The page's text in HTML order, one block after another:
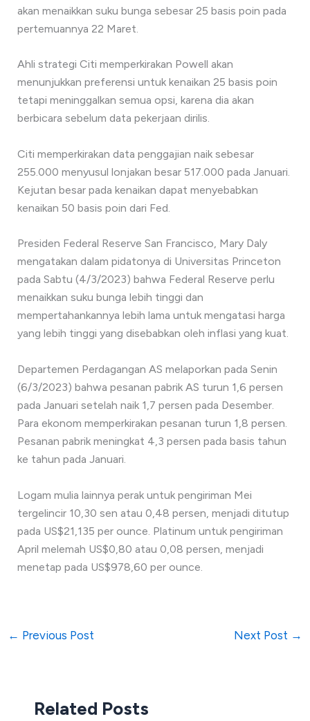
akan menaikkan suku bunga sebesar 25 basis poin pada
pertemuannya 22 Maret.
Ahli strategi Citi memperkirakan Powell akan
menunjukkan preferensi untuk kenaikan 25 basis poin
tetapi meninggalkan semua opsi, karena dia akan
berbicara sebelum data pekerjaan dirilis.
Citi memperkirakan data penggajian naik sebesar
255.000 menyusul lonjakan besar 517.000 pada Januari.
Kejutan besar pada kenaikan dapat menyebabkan
kenaikan 50 basis poin dari Fed.
Presiden Federal Reserve San Francisco, Mary Daly
mengatakan dalam pidatonya di Universitas Princeton
pada Sabtu (4/3/2023) bahwa Federal Reserve perlu
menaikkan suku bunga lebih tinggi dan
mempertahankannya lebih lama untuk mengatasi harga
yang lebih tinggi yang disebabkan oleh inflasi yang kuat.
Departemen Perdagangan AS melaporkan pada Senin
(6/3/2023) bahwa pesanan pabrik AS turun 1,6 persen
pada Januari setelah naik 1,7 persen pada Desember.
Para ekonom memperkirakan pesanan turun 1,8 persen.
Pesanan pabrik meningkat 4,3 persen pada basis tahun
ke tahun pada Januari.
Logam mulia lainnya perak untuk pengiriman Mei
tergelincir 10,30 sen atau 0,48 persen, menjadi ditutup
pada US$21,135 per ounce. Platinum untuk pengiriman
April melemah US$0,80 atau 0,08 persen, menjadi
menetap pada US$978,60 per ounce.
← Previous Post Next Post →
Related Posts